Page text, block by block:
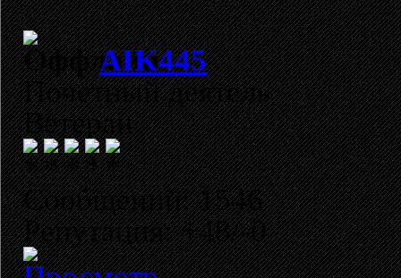
AIK445
Почетный деятель
Ветеран
Сообщений: 1546
Репутация: +48/-0